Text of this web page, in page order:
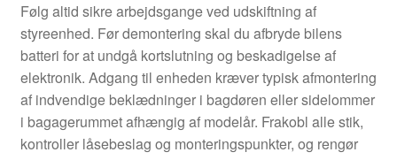
Følg altid sikre arbejdsgange ved udskiftning af
styreenhed. Før demontering skal du afbryde bilens
batteri for at undgå kortslutning og beskadigelse af
elektronik. Adgang til enheden kræver typisk afmontering
af indvendige beklædninger i bagdøren eller sidelommer
i bagagerummet afhængig af modelår. Frakobl alle stik,
kontroller låsebeslag og monteringspunkter, og rengør